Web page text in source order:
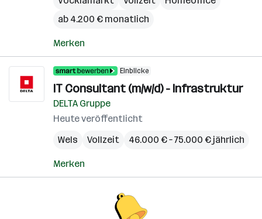
ab 4.200 € monatlich
Merken
Einblicke
IT Consultant (m/w/d) - Infrastruktur
DELTA Gruppe
Heute veröffentlicht
Wels
Vollzeit 46.000 € – 75.000 € jährlich
Merken